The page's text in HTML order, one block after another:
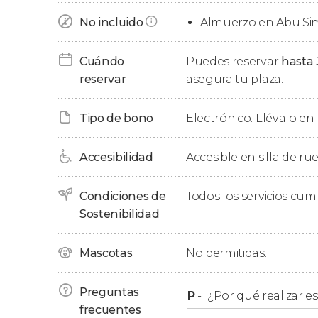
Tras el espectáculo nos trasladaremos alSeti
muy cerca de los templos en el que
alojamiento puede variar dependiendo de la
alternativa de categoría similar.
Día 2: Abu Simbel - Asuán
Repuestas las fuerzas con un reconfortante
emprenderemos el regreso hacia Asuán,
Períodos especiales
reembolso de esta actividad en caso de
No incluido Almuerzo en Abu
Cuándo
reservar
Puedes reservar hasta
asegura tu plaza.
Tipo de bono Electrónico. Llévalo en
Accesibilidad Accesible en silla de
Condiciones de
Sostenibilidad
Todos los servicios
Mascotas No permitidas.
Preguntas
frecuentes
P- ¿Por qué realizar